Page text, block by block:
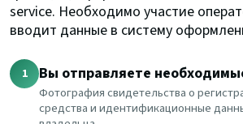
service. Необходимо участие
вводит данные в систему
1 Вы отправляете
Фотография свидетельства о
средства и идентификационные